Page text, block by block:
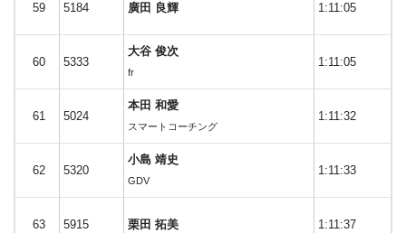
59 5184 廣田 良輝 1:11:05
60 5333
大谷 俊次
fr
1:11:05
61 5024
本田 和愛
スマートコーチング
1:11:32
62 5320
小島 靖史
GDV
1:11:33
63 5915 栗田 拓美 1:11:37